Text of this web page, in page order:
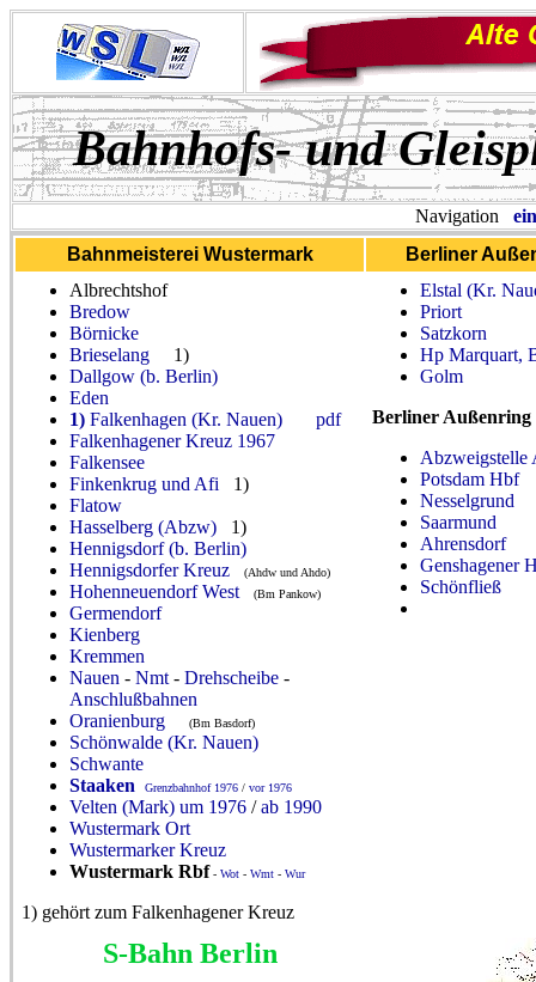
Bahnhofs- und
Navigation ein
Bahnmeisterei Wustermark
Berliner
Albrechtshof
Bredow
Börnicke
Brieselang 1)
Dallgow (b. Berlin)
Eden
1) Falkenhagen (Kr. Nauen)
pdf
Falkenhagener Kreuz 1967
Falkensee
Finkenkrug und Afi 1)
Flatow
Hasselberg (Abzw) 1)
Hennigsdorf (b. Berlin)
Hennigsdorfer Kreuz
(Ahdw und Ahdo)
Hohenneuendorf West (Bm Pankow)
Germendorf
Kienberg
Kremmen
Nauen - Nmt - Drehscheibe -
Anschlußbahnen
Oranienburg
(Bm Basdorf)
Schönwalde (Kr. Nauen)
Schwante
Staaken
Grenzbahnhof 1976 / vor 1976
Velten (Mark) um 1976 /ab 1990
Wustermark Ort
Wustermarker Kreuz
Wustermark Rbf - Wot - Wmt - Wur
1) gehört zum Falkenhagener Kreuz
Elstal (Kr.
Priort
Satzkorn
Hp Marquart,
Golm
Berliner Außenring
Abzweigstelle
Potsdam Hbf
Nesselgrund
Saarmund
Ahrensdorf
Genshagener
Schönfließ
S-Bahn Berlin